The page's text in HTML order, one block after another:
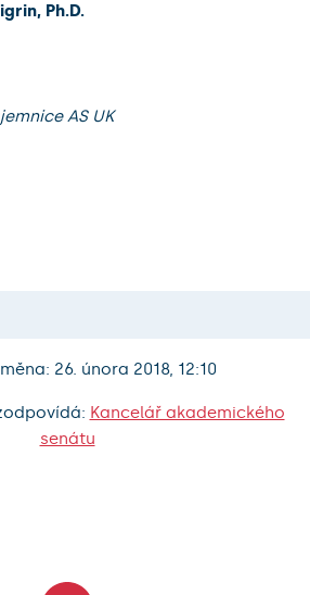
Ph.D.
AS UK
26. února 2018, 12:10
Kancelář akademického
senátu